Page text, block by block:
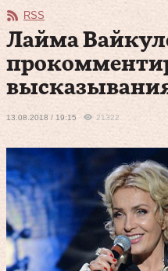
RSS
Лайма
13.08.2018 / 19:15 21322